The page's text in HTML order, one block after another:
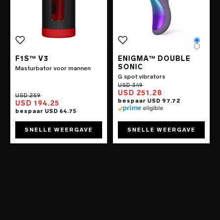
F1S™ V3
Masturbator voor mannen
USD 194.25
SNELLE WEERGAVE
ENIGMA™ DOUBLE
SONIC
G spot vibrators
USD 251.28
Color
Color
SNELLE WEERGAVE